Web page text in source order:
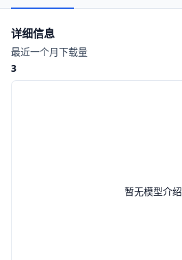
暂无模型介绍
详细信息
最近一个月下载量
3